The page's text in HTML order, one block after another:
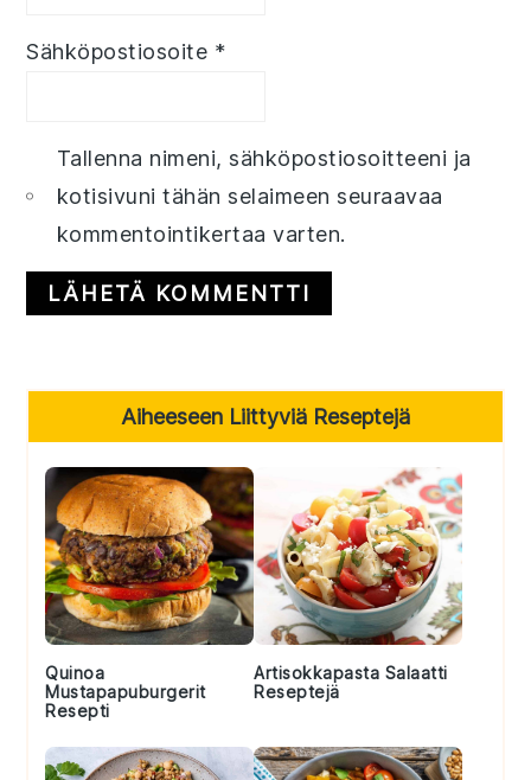
Sähköpostiosoite *
Tallenna nimeni, sähköpostiosoitteeni ja
kotisivuni tähän selaimeen seuraavaa
kommentointikertaa varten.
Primary
Sidebar
Aiheeseen Liittyviä Reseptejä
Quinoa
Mustapapuburgerit
Resepti
Artisokkapasta Salaatti
Reseptejä